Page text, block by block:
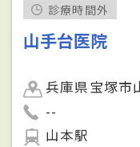
診療時間外
山手台医院
兵庫県宝塚市
--
山本駅